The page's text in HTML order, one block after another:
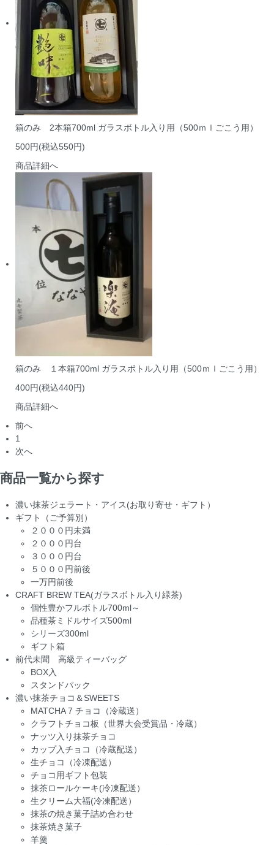
箱のみ 2本箱700ml ガラスボトル入り用（500ｍｌごこう用）
500円(税込550円)
商品詳細へ
箱のみ １本箱700ml ガラスボトル入り用（500ｍｌごこう用）
400円(税込440円)
商品詳細へ
前へ
1
次へ
商品一覧から探す
濃い抹茶ジェラート・アイス(お取り寄せ・ギフト）
ギフト（ご予算別）
２０００円未満
２０００円台
３０００円台
５０００円前後
一万円前後
CRAFT BREW TEA(ガラスボトル入り緑茶)
個性豊かフルボトル700ml～
品種茶ミドルサイズ500ml
シリーズ300ml
ギフト箱
前代未聞 高級ティーバッグ
BOX入
スタンドパック
濃い抹茶チョコ＆SWEETS
MATCHA 7 チョコ（冷蔵送）
クラフトチョコ板（世界大会受賞品・冷蔵）
ナッツ入り抹茶チョコ
カップ入チョコ（冷蔵配送）
生チョコ（冷凍配送）
チョコ用ギフト包装
抹茶ロールケーキ(冷凍配送）
生クリーム大福(冷凍配送）
抹茶の焼き菓子詰め合わせ
抹茶焼き菓子
羊羹